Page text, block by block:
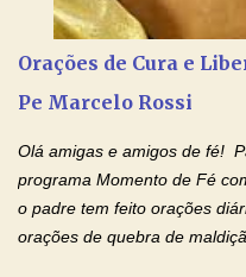
quarta feira, vamos orar
doenças do coração, NO
Orações de Cura e
Pe Marcelo Rossi
Olá amigas e amigos de fé!
programa Momento de Fé
o padre tem feito orações
orações de quebra de